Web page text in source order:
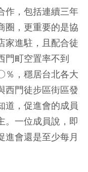
作，包括連續三年
圈，更重要的是協
家進駐，且配合徒
門町空置率不到
，穩居台北各大
西門徒步區街區發
道，促進會的成員
。一位成員說，即
進會還是至少每月